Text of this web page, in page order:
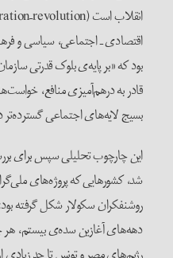
اقتصادی ـ اجتماعی، سیاسی و
بود که «بر پایه‌ی بلوک قدرتی
قادر به درهم‌آمیزی منافع،
بسیج لایه‌های اجتماعی گسترده‌تر‌
این چارچوب تحلیلی سپس برای
شد، کشورهایی که پروژه‌‌های
روشنفکران سکولار شکل گرفته
دهه‌های آغازین سده‌ی بیستم، هر